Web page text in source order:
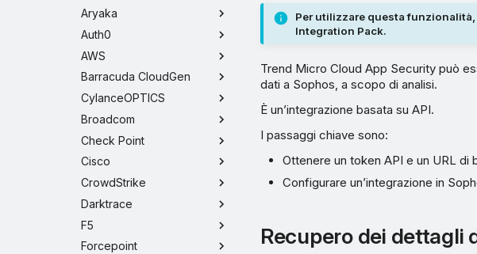
Aryaka
Auth0
AWS
Barracuda CloudGen
CylanceOPTICS
Broadcom
Check Point
Cisco
CrowdStrike
Darktrace
F5
Forcepoint
Per utilizzare questa
Integration Pack.
Trend Micro Cloud App Security può
dati a Sophos, a scopo di analisi.
È un’integrazione basata su API.
I passaggi chiave sono:
Ottenere un token API e un URL
Configurare un’integrazione in
Recupero dei dettagli